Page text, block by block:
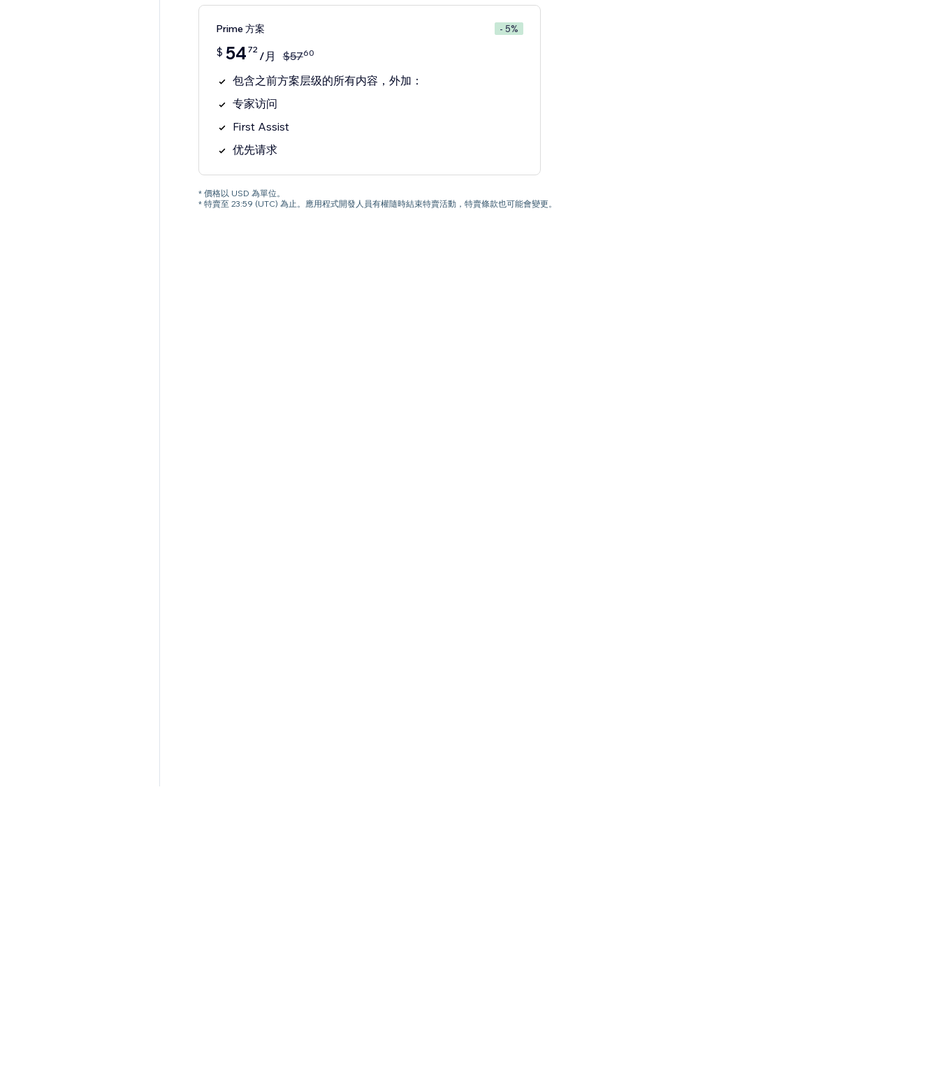
Prime 方案 - 5%
$ 54 72 /月 $5760
包含之前方案层级的所有内容，外加：
专家访问
First Assist
优先请求
* 價格以 USD 為單位。
* 特賣至 23:59 (UTC) 為止。應用程式開發人員有權隨時結束特賣活動，特賣條款也可能會變更。